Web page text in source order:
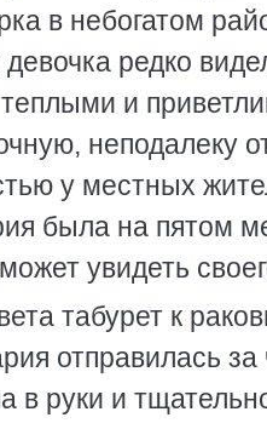
в небогатом
редко
и
неподалеку
у местных
была на пятом
увидеть
табурет к
отправилась
в руки и